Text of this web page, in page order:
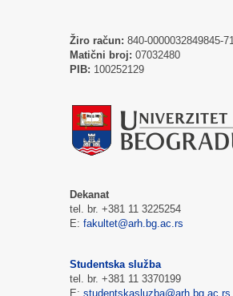
Žiro račun: 840-0000032849845-71
Matični broj: 07032480
PIB: 100252129
Dekanat
tel. br. +381 11 3225254
E: fakultet@arh.bg.ac.rs
Studentska služba
tel. br. +381 11 3370199
E: studentskasluzba@arh.bg.ac.rs